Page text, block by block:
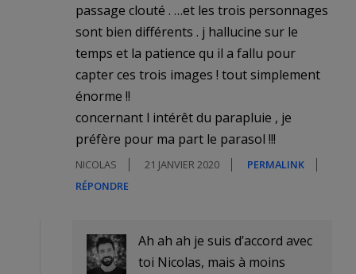
passage clouté . …et les trois personnages
sont bien différents . j hallucine sur le
temps et la patience qu il a fallu pour
capter ces trois images ! tout simplement
énorme !!
concernant l intérêt du parapluie , je
préfère pour ma part le parasol !!!
NICOLAS 21 JANVIER 2020
PERMALINK
RÉPONDRE
Ah ah ah je suis d’accord avec
toi Nicolas, mais à moins